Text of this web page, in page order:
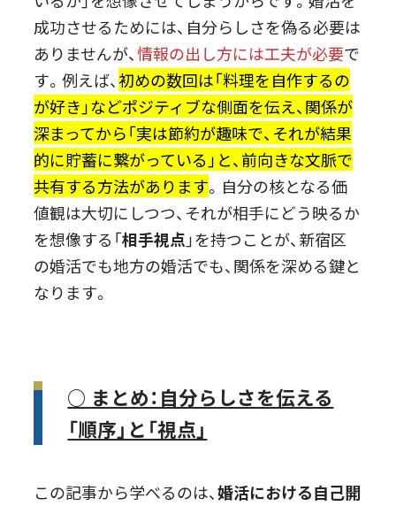
成功させるためには、自分らしさを偽る必要は
ありませんが、情報の出し方には工夫が必要で
す。例えば、 初めの数回は「料理を自作するの
が好き」などポジティブな側面を伝え、関係が
深まってから「実は節約が趣味で、それが結果
的に貯蓄に繋がっている」と、前向きな文脈で
共有する方法があります。自分の核となる価
値観は大切にしつつ、それが相手にどう映るか
を想像する「相手視点」を持つことが、新宿区
の婚活でも地方の婚活でも、関係を深める鍵と
なります。
○ まとめ：自分らしさを伝える
「順序」と「視点」
この記事から学べるのは、婚活における自己開